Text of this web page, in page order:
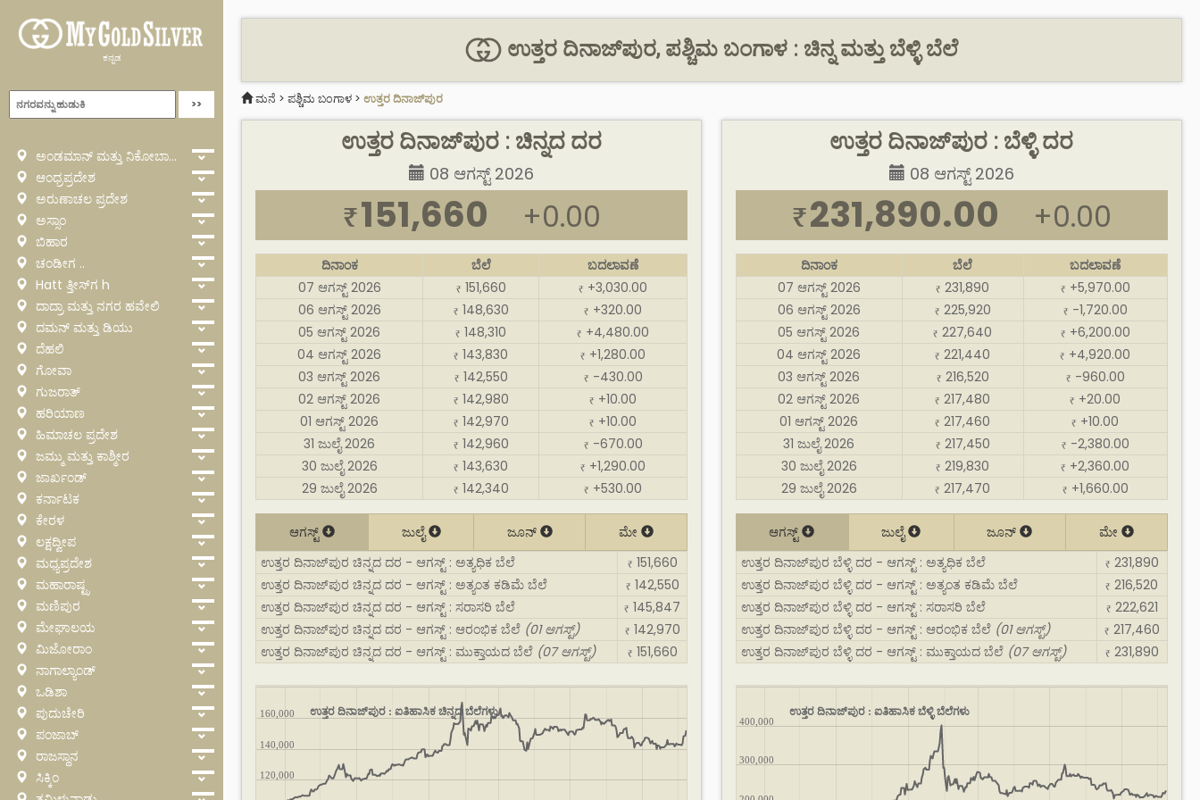
ಕನ್ನಡ
ಅಂಡಮಾನ್ ಮತ್ತು ನಿಕೋಬಾರ್
ಆಂಧ್ರಪ್ರದೇಶ
ಅರುಣಾಚಲ ಪ್ರದೇಶ
ಅಸ್ಸಾಂ
ಬಿಹಾರ
ಚಂಡೀಗ ..
Hatt ತ್ತೀಸ್‌ಗ h
ದಾದ್ರಾ ಮತ್ತು ನಗರ ಹವೇಲಿ
ದಮನ್ ಮತ್ತು ಡಿಯು
ದೆಹಲಿ
ಗೋವಾ
ಗುಜರಾತ್
ಹರಿಯಾಣ
ಹಿಮಾಚಲ ಪ್ರದೇಶ
ಜಮ್ಮು ಮತ್ತು ಕಾಶ್ಮೀರ
ಜಾರ್ಖಂಡ್
ಕರ್ನಾಟಕ
ಕೇರಳ
ಲಕ್ಷದ್ವೀಪ
ಮಧ್ಯಪ್ರದೇಶ
ಮಹಾರಾಷ್ಟ್ರ
ಮಣಿಪುರ
ಮೇಘಾಲಯ
ಮಿಜೋರಾಂ
ನಾಗಾಲ್ಯಾಂಡ್
ಒಡಿಶಾ
ಪುದುಚೇರಿ
ಪಂಜಾಬ್
ರಾಜಸ್ಥಾನ
ಸಿಕ್ಕಿಂ
ಉತ್ತರ ದಿನಾಜ್‌ಪುರ, ಪಶ್ಚಿಮ ಬಂಗಾಳ : ಚಿನ್ನ ಮತ್ತು ಬೆಳ್ಳಿ ಬೆಲೆ
ಮನೆ > ಪಶ್ಚಿಮ ಬಂಗಾಳ > ಉತ್ತರ ದಿನಾಜ್‌ಪುರ
ಉತ್ತರ ದಿನಾಜ್‌ಪುರ : ಚಿನ್ನದ ದರ
08 ಆಗಸ್ಟ್ 2026
₹151,660 +0.00
ದಿನಾಂಕ ಬೆಲೆ
ಬದಲಾವಣೆ
07 ಆಗಸ್ಟ್ 2026
₹ 151,660 ₹ +3,030.00
06 ಆಗಸ್ಟ್ 2026
₹ 148,630 ₹ +320.00
05 ಆಗಸ್ಟ್ 2026
₹ 148,310 ₹ +4,480.00
04 ಆಗಸ್ಟ್ 2026
₹ 143,830 ₹ +1,280.00
03 ಆಗಸ್ಟ್ 2026
₹ 142,550 ₹ -430.00
02 ಆಗಸ್ಟ್ 2026
₹ 142,980 ₹ +10.00
01 ಆಗಸ್ಟ್ 2026
₹ 142,970 ₹ +10.00
31 ಜುಲೈ 2026
₹ 142,960 ₹ -670.00
30 ಜುಲೈ 2026
₹ 143,630 ₹ +1,290.00
29 ಜುಲೈ 2026
₹ 142,340 ₹ +530.00
ಆಗಸ್ಟ್ ಜುಲೈ ಜೂನ್
ಮೇ
ಉತ್ತರ ದಿನಾಜ್‌ಪುರ ಚಿನ್ನದ ದರ - ಆಗಸ್ಟ್ : ಅತ್ಯಧಿಕ ಬೆಲೆ
₹ 151,660
ಉತ್ತರ ದಿನಾಜ್‌ಪುರ ಚಿನ್ನದ ದರ - ಆಗಸ್ಟ್ : ಅತ್ಯಂತ ಕಡಿಮೆ ಬೆಲೆ
₹ 142,550
ಉತ್ತರ ದಿನಾಜ್‌ಪುರ ಚಿನ್ನದ ದರ - ಆಗಸ್ಟ್ : ಸರಾಸರಿ ಬೆಲೆ
₹ 145,847
ಉತ್ತರ ದಿನಾಜ್‌ಪುರ ಚಿನ್ನದ ದರ - ಆಗಸ್ಟ್ : ಆರಂಭಿಕ ಬೆಲೆ (01 ಆಗಸ್ಟ್) ₹ 142,970
ಉತ್ತರ ದಿನಾಜ್‌ಪುರ ಚಿನ್ನದ ದರ - ಆಗಸ್ಟ್ : ಮುಕ್ತಾಯದ ಬೆಲೆ (07 ಆಗಸ್ಟ್) ₹ 151,660
ಉತ್ತರ ದಿನಾಜ್‌ಪುರ : ಐತಿಹಾಸಿಕ ಚಿನ್ನದ ಬೆಲೆಗಳು
120,000
140,000
160,000
ಉತ್ತರ ದಿನಾಜ್‌ಪುರ : ಬೆಳ್ಳಿ ದರ
08 ಆಗಸ್ಟ್ 2026
₹231,890.00 +0.00
ದಿನಾಂಕ ಬೆಲೆ
ಬದಲಾವಣೆ
07 ಆಗಸ್ಟ್ 2026
₹ 231,890 ₹ +5,970.00
06 ಆಗಸ್ಟ್ 2026
₹ 225,920 ₹ -1,720.00
05 ಆಗಸ್ಟ್ 2026
₹ 227,640 ₹ +6,200.00
04 ಆಗಸ್ಟ್ 2026
₹ 221,440 ₹ +4,920.00
03 ಆಗಸ್ಟ್ 2026
₹ 216,520 ₹ -960.00
02 ಆಗಸ್ಟ್ 2026
₹ 217,480 ₹ +20.00
01 ಆಗಸ್ಟ್ 2026
₹ 217,460 ₹ +10.00
31 ಜುಲೈ 2026
₹ 217,450 ₹ -2,380.00
30 ಜುಲೈ 2026
₹ 219,830 ₹ +2,360.00
29 ಜುಲೈ 2026
₹ 217,470 ₹ +1,660.00
ಆಗಸ್ಟ್ ಜುಲೈ ಜೂನ್
ಮೇ
ಉತ್ತರ ದಿನಾಜ್‌ಪುರ ಬೆಳ್ಳಿ ದರ - ಆಗಸ್ಟ್ : ಅತ್ಯಧಿಕ ಬೆಲೆ
₹ 231,890
ಉತ್ತರ ದಿನಾಜ್‌ಪುರ ಬೆಳ್ಳಿ ದರ - ಆಗಸ್ಟ್ : ಅತ್ಯಂತ ಕಡಿಮೆ ಬೆಲೆ
₹ 216,520
ಉತ್ತರ ದಿನಾಜ್‌ಪುರ ಬೆಳ್ಳಿ ದರ - ಆಗಸ್ಟ್ : ಸರಾಸರಿ ಬೆಲೆ
₹ 222,621
ಉತ್ತರ ದಿನಾಜ್‌ಪುರ ಬೆಳ್ಳಿ ದರ - ಆಗಸ್ಟ್ : ಆರಂಭಿಕ ಬೆಲೆ (01 ಆಗಸ್ಟ್) ₹ 217,460
ಉತ್ತರ ದಿನಾಜ್‌ಪುರ ಬೆಳ್ಳಿ ದರ - ಆಗಸ್ಟ್ : ಮುಕ್ತಾಯದ ಬೆಲೆ (07 ಆಗಸ್ಟ್) ₹ 231,890
ಉತ್ತರ ದಿನಾಜ್‌ಪುರ : ಐತಿಹಾಸಿಕ ಬೆಳ್ಳಿ ಬೆಲೆಗಳು
300,000
400,000